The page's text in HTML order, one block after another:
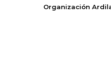
Organización